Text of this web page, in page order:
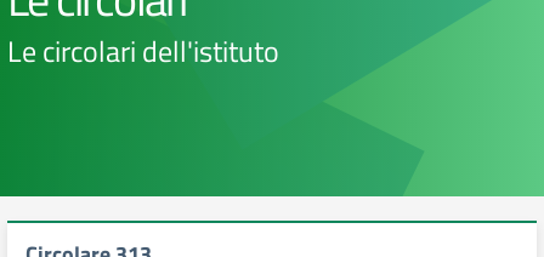
Le circolari dell'istituto